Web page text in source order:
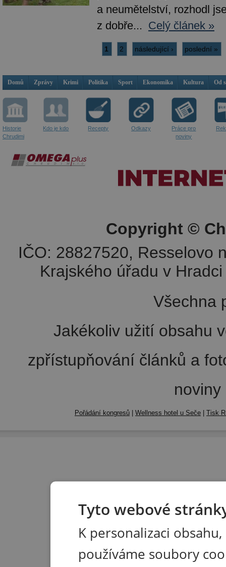
a neumětelství, rozhodl
z dobře... Celý článek »
1 2 následující › poslední »
Domů Zprávy Krimi Politika Sport Ekonomika Kultura Od
Historie
Chrudimi
Kdo je kdo Recepty Odkazy
Práce pro
noviny
Copyright ©
IČO: 28827520, Resselovo
Krajského úřadu v
Všechna
Jakékoliv užití obsahu
zpřístupňování článků a
Pořádání kongresů | Wellness hotel u Seče | Tisk
Tyto webové
K personalizaci
používáme soubory